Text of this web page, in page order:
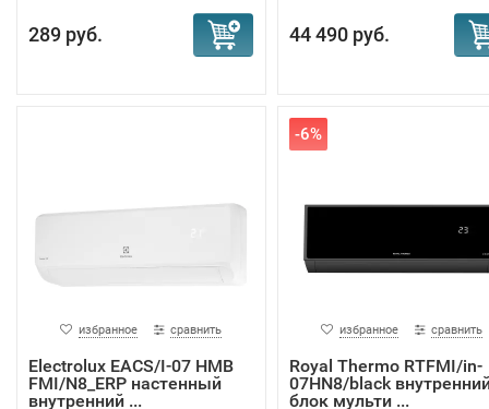
289 руб. 44 490 руб.
избранное сравнить
Electrolux EACS/I-07 HMB
FMI/N8_ERP настенный
внутренний ...
-6%
избранное сравнить
Royal Thermo RTFMI/in-
07HN8/black
блок мульти ...